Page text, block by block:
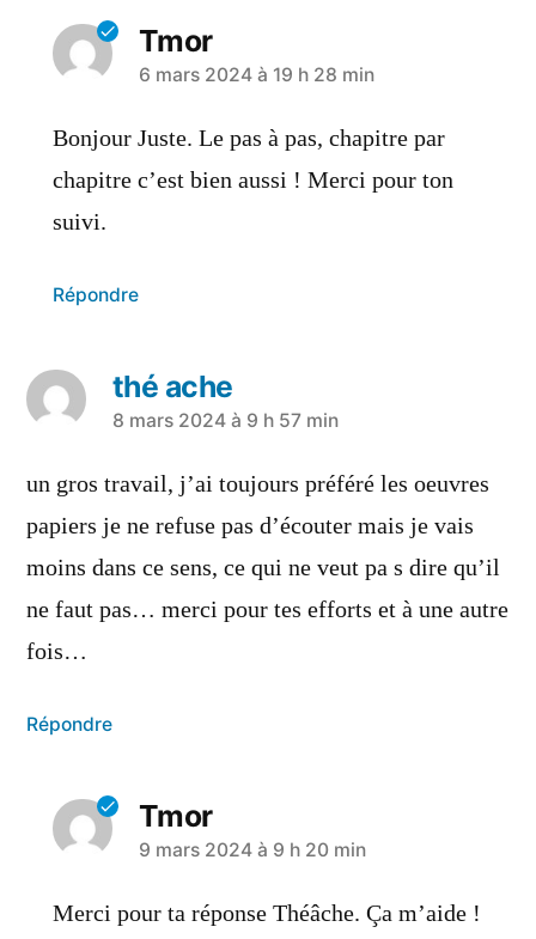
Tmor
6 mars 2024 à 19 h 28 min
Bonjour Juste. Le pas à pas, chapitre par
chapitre c’est bien aussi ! Merci pour ton
suivi.
Répondre
thé ache
8 mars 2024 à 9 h 57 min
un gros travail, j’ai toujours préféré les oeuvres
papiers je ne refuse pas d’écouter mais je vais
moins dans ce sens, ce qui ne veut pa s dire qu’il
ne faut pas… merci pour tes efforts et à une autre
fois…
Répondre
Tmor
9 mars 2024 à 9 h 20 min
Merci pour ta réponse Théâche. Ça m’aide !